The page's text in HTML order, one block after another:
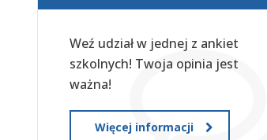
Weź udział w jednej z ankiet
szkolnych! Twoja opinia jest
ważna!
Więcej informacji